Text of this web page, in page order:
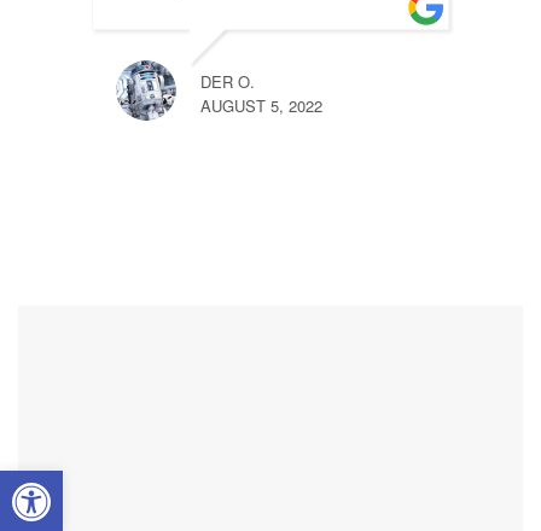
DER O.
AUGUST 5, 2022
Werkzeugleiste öffnen